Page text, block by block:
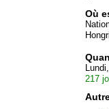
Où
217